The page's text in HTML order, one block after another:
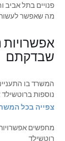
פנויים בתל אביב
מה שאפשר
שבדקתם
המשרד בו
נוספות ברוטשילד 22
צפייה בכל
מחפשים
רוטשילד